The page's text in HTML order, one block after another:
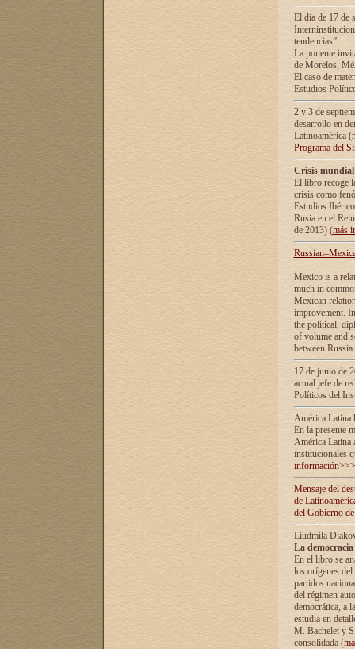
El dia de 17 de
tendencias”.
La ponente
de Morelos,
El caso de
Estudios
2 y 3 de
desarrollo en
Latinoamérica (
Programa del
Crisis
El libro recoge
crisis como
Estudios
Rusia en el
de 2013) (más
Mexico is a
much in
Mexican
improvement.
the political,
of volume and
between
17 de junio de
actual jefe de
Políticos del
América Latina
En la presente
América Latina
institucionales
información>>>
Mensaje del
de
del Gobierno
Liudmila
La
En el libro se
los orígenes
partidos
del régimen
democrática, а
estudia en
М. Bachelet у
consolidada (